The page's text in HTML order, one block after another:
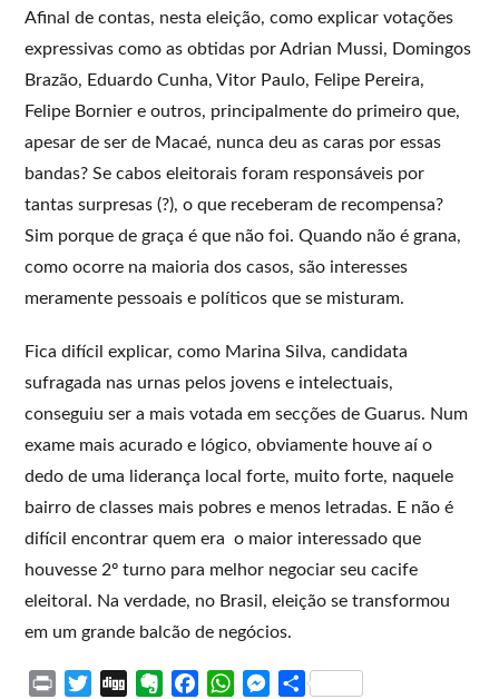
Afinal de contas, nesta eleição, como explicar votações
expressivas como as obtidas por Adrian Mussi, Domingos
Brazão, Eduardo Cunha, Vitor Paulo, Felipe Pereira,
Felipe Bornier e outros, principalmente do primeiro que,
apesar de ser de Macaé, nunca deu as caras por essas
bandas? Se cabos eleitorais foram responsáveis por
tantas surpresas (?), o que receberam de recompensa?
Sim porque de graça é que não foi. Quando não é grana,
como ocorre na maioria dos casos, são interesses
meramente pessoais e políticos que se misturam.
Fica difícil explicar, como Marina Silva, candidata
sufragada nas urnas pelos jovens e intelectuais,
conseguiu ser a mais votada em secções de Guarus. Num
exame mais acurado e lógico, obviamente houve aí o
dedo de uma liderança local forte, muito forte, naquele
bairro de classes mais pobres e menos letradas. E não é
difícil encontrar quem era o maior interessado que
houvesse 2º turno para melhor negociar seu cacife
eleitoral. Na verdade, no Brasil, eleição se transformou
em um grande balcão de negócios.
D W M S